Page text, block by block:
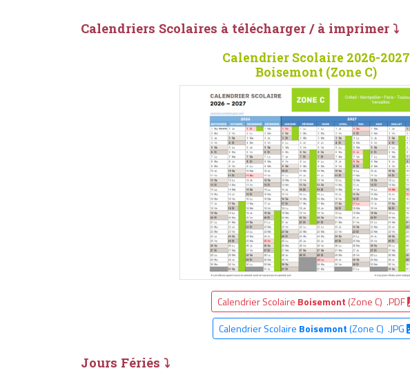
Calendriers Scolaires à télécharger / à imprimer ⤵
Calendrier Scolaire 2026-2027
Boisemont (Zone C)
Calendrier Scolaire Boisemont (Zone C) .PDF
Calendrier Scolaire Boisemont(Zone C) .JPG
Jours Fériés ⤵